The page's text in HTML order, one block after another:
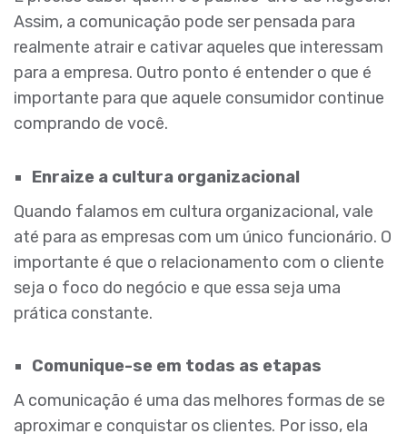
Assim, a comunicação pode ser pensada para
realmente atrair e cativar aqueles que interessam
para a empresa. Outro ponto é entender o que é
importante para que aquele consumidor continue
comprando de você.
Enraize a cultura organizacional
Quando falamos em cultura organizacional, vale
até para as empresas com um único funcionário. O
importante é que o relacionamento com o cliente
seja o foco do negócio e que essa seja uma
prática constante.
Comunique-se em todas as etapas
A comunicação é uma das melhores formas de se
aproximar e conquistar os clientes. Por isso, ela